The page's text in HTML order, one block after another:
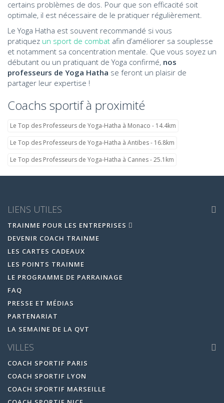
certains problèmes de dos. Pour que son efficacité soit
optimale, il est nécessaire de le pratiquer régulièrement.
Le Yoga Hatha est souvent recommandé si vous
pratiquez un sport de combat afin d’améliorer sa souplesse
et notamment sa concentration mentale. Que vous soyez un
débutant ou un pratiquant de Yoga confirmé, nos
professeurs de Yoga Hatha se feront un plaisir de
partager leur expertise !
Coachs sportif à proximité
Le Top des Professeurs de Yoga-Hatha à Monaco - 14.4km
Le Top des Professeurs de Yoga-Hatha à Antibes - 16.8km
Le Top des Professeurs de Yoga-Hatha à Cannes - 25.1km
LIENS UTILES
TRAINME POUR LES ENTREPRISES
DEVENIR COACH TRAINME
LES CARTES CADEAUX
LES POINTS TRAINME
LE PROGRAMME DE PARRAINAGE
FAQ
PRESSE ET MÉDIAS
PARTENARIAT
LA SEMAINE DE LA QVT
VILLES
COACH SPORTIF PARIS
COACH SPORTIF LYON
COACH SPORTIF MARSEILLE